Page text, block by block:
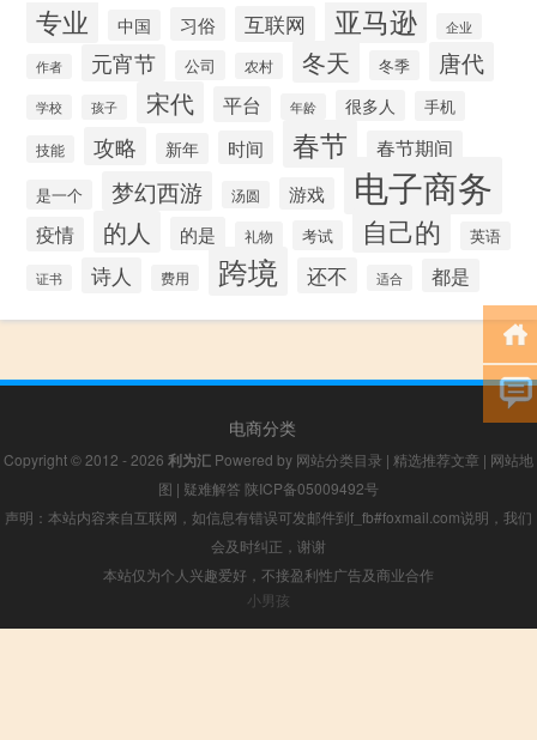
专业 中国 习俗 互联网 亚马逊 企业
作者 元宵节 公司 农村 冬天 冬季 唐代
学校 孩子 宋代 平台 年龄 很多人 手机
技能 攻略 新年 时间 春节 春节期间
是一个 梦幻西游 汤圆 游戏 电子商务
疫情 的人 的是 礼物 考试 自己的 英语
证书 诗人 费用 跨境 还不 适合 都是
电商分类
Copyright © 2012 - 2026 利为汇 Powered by 网站分类目录 | 精选推荐文章 | 网站地
图 | 疑难解答 陕ICP备05009492号
声明：本站内容来自互联网，如信息有错误可发邮件到f_fb#foxmail.com说明，我们
会及时纠正，谢谢
本站仅为个人兴趣爱好，不接盈利性广告及商业合作
小男孩